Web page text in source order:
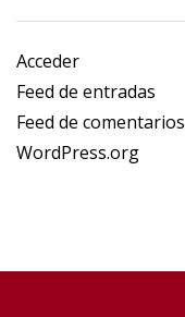
Acceder
Feed de entradas
Feed de comentarios
WordPress.org